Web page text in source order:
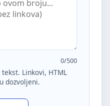
0/500
Linkovi, HTML
dozvoljeni.